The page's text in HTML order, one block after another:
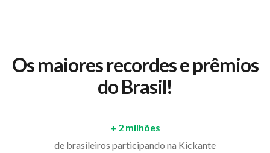
Os maiores recordes e prêmios
do Brasil!
+ 2 milhões
de brasileiros participando na Kickante